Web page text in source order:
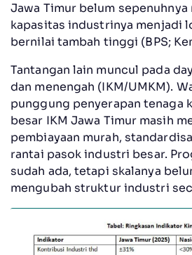
Jawa Timur belum
kapasitas industrinya menjadi
bernilai tambah tinggi (BPS;
Tantangan lain muncul pada
dan menengah (IKM/UMKM).
punggung penyerapan tenaga
besar IKM Jawa Timur masih
pembiayaan murah,
rantai pasok industri besar.
sudah ada, tetapi skalanya
mengubah struktur industri